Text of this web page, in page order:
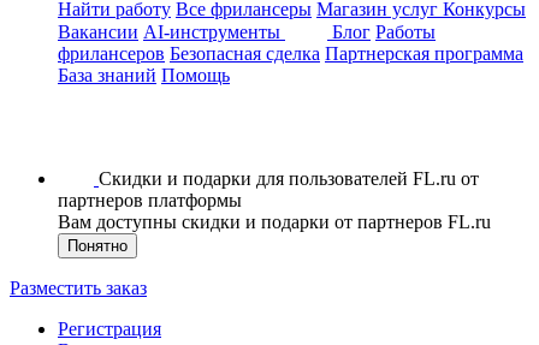
Найти работу Все фрилансеры Магазин услуг Конкурсы
Вакансии AI-инструменты Блог Работы
фрилансеров Безопасная сделка Партнерская программа
База знаний Помощь
Скидки и подарки для пользователей FL.ru от
партнеров платформы
Вам доступны скидки и подарки от партнеров FL.ru
Понятно
Разместить заказ
Регистрация